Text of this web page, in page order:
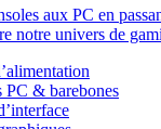
aux PC en
notre univers de
PC & barebones